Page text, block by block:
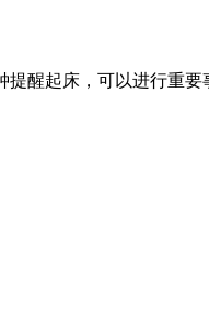
醒起床，可以进行重